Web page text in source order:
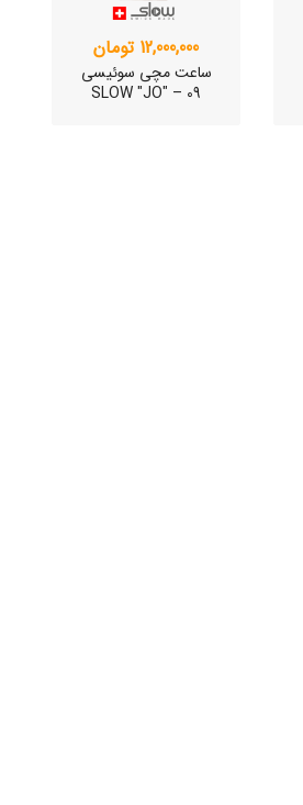
12,000,000 تومان
ساعت مچی سوئیسی
SLOW "JO" – 09